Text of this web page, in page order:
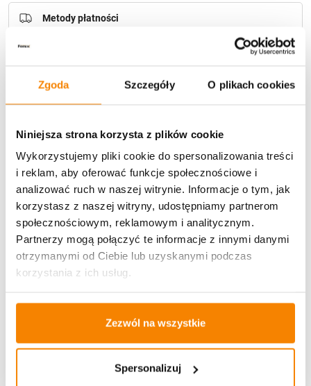
Zgoda Szczegóły O plikach cookies
Niniejsza strona korzysta z plików cookie
Wykorzystujemy pliki cookie do spersonalizowania treści
i reklam, aby oferować funkcje społecznościowe i
analizować ruch w naszej witrynie. Informacje o tym, jak
korzystasz z naszej witryny, udostępniamy partnerom
społecznościowym, reklamowym i analitycznym.
Partnerzy mogą połączyć te informacje z innymi danymi
otrzymanymi od Ciebie lub uzyskanymi podczas
korzystania z ich usług.
Zezwól na wszystkie
Spersonalizuj
Potrzebujesz większą ilość? Zapraszamy do naszej
hurtowniiPrzejdź do hurtowni B2B
Metody płatności
Opis produktu
Specyfikacja
Więcej z kategorii Kwiaty sztuczne